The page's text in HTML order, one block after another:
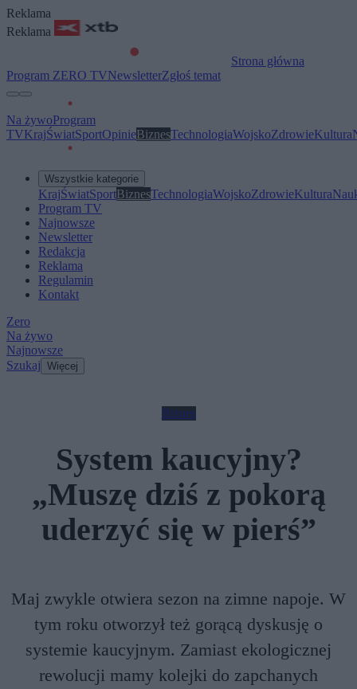
Reklama
Reklama
Strona główna
Program ZERO TVNewsletterZgłoś temat
Na żywoProgram
TVKrajŚwiatSportOpinieBiznesTechnologiaWojskoZdrowieKultura
Wszystkie kategorie
KrajŚwiatSportBiznesTechnologiaWojskoZdrowieKultura
Program TV
Najnowsze
Newsletter
Redakcja
Reklama
Regulamin
Kontakt
Zero
Na żywo
Najnowsze
Szukaj Więcej
Biznes
System kaucyjny?
„Muszę dziś z pokorą
uderzyć się w pierś”
Maj zwykle otwiera sezon na zimne napoje. W
tym roku otworzył też gorącą dyskusję o
systemie kaucyjnym. Zamiast ekologicznej
rewolucji mamy kolejki do zapchanych